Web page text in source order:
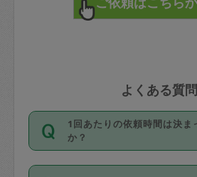
よくある質問
1回あたりの依頼時間は決ま
か？
依頼1回につき3時間固定